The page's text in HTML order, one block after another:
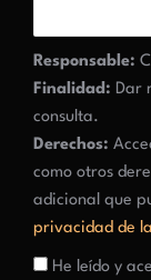
Responsable:
Finalidad: Dar
consulta.
Derechos:
como otros
adicional que
privacidad de
He leído y